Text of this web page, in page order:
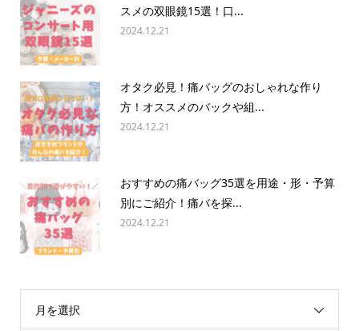
スメの双眼鏡15選！口...
2024.12.21
オタク必見！痛バッグのおしゃれな作り
方！オススメのバックや組...
2024.12.21
おすすめの痛バッグ35選を用途・形・予算
別にご紹介！痛バを探...
2024.12.21
月を選択